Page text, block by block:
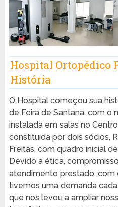
Hospital Ortopédico
História
O Hospital começou sua
de Feira de Santana, com o
instalada em salas no
constituída por dois sócios,
Freitas, com quadro inicial
Devido a ética,
atendimento prestado, com
tivemos uma demanda
que nos levou a ampliar